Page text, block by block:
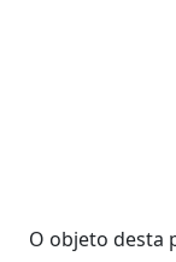
O objeto desta